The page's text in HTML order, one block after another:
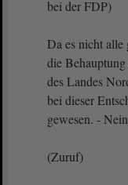
bei der FDP)
Da es nicht alle
die
des Landes
bei dieser
gewesen. -
(Zuruf)